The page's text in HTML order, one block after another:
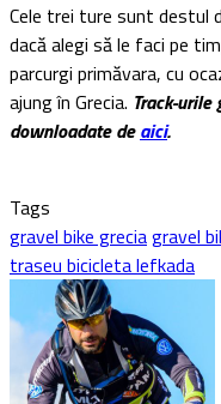
Cele trei ture sunt destul
dacă alegi să le faci pe
parcurgi primăvara, cu
ajung în Grecia. Track-
downloadate deaici.
Tags
gravel bike greciagravel
traseu bicicleta lefkada